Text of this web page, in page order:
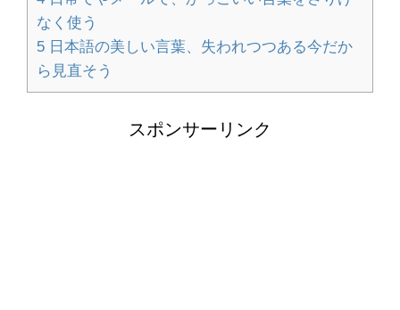
大学の勉強は意味ないと悩んでいる人
なく使う
5 日本語の美しい言葉、失われつつある今だか
ら見直そう
スポンサーリンク